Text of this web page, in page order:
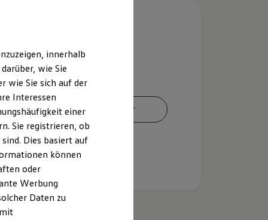
Ansprechpartner
innerhalb
wie Sie
wie Sie sich auf der
Interessen
einer
Sie registrieren, ob
Dies basiert auf
können
oder
Werbung
Daten zu